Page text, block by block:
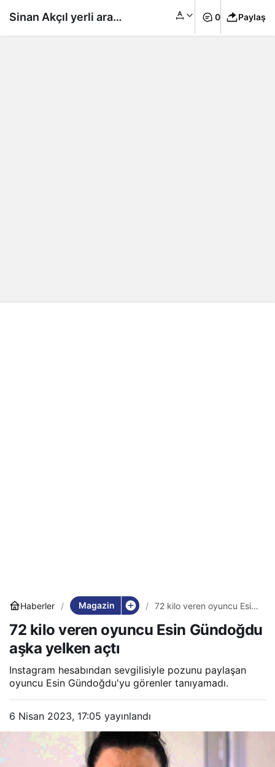
Haberler Magazin
72 kilo veren oyuncu Esin
açtı
72 kilo veren oyuncu Esin Gündoğdu
aşka yelken açtı
Instagram hesabından sevgilisiyle pozunu paylaşan
oyuncu Esin Gündoğdu'yu görenler tanıyamadı.
6 Nisan 2023, 17:05 yayınlandı
Sinan Akçıl yerli araba 0 Paylaş